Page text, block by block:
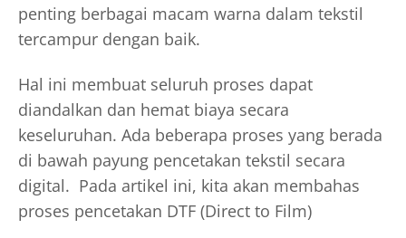
penting berbagai macam warna dalam tekstil
tercampur dengan baik.
Hal ini membuat seluruh proses dapat
diandalkan dan hemat biaya secara
keseluruhan. Ada beberapa proses yang berada
di bawah payung pencetakan tekstil secara
digital. Pada artikel ini, kita akan membahas
proses pencetakan DTF (Direct to Film)